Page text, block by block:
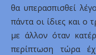
θα υπερασπισθεί
πάντα οι ίδιες και ο
με άλλον όταν
περίπτωση τώρα